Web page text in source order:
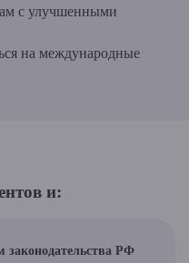
с улучшенными
на международные
и:
законодательства РФ